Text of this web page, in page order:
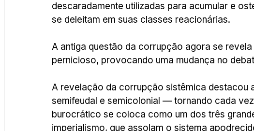
descaradamente utilizadas para acumular e
se deleitam em suas classes reacionárias.
A antiga questão da corrupção agora se
pernicioso, provocando uma mudança no
A revelação da corrupção sistêmica destacou
semifeudal e semicolonial — tornando cada
burocrático se coloca como um dos três
imperialismo, que assolam o sistema